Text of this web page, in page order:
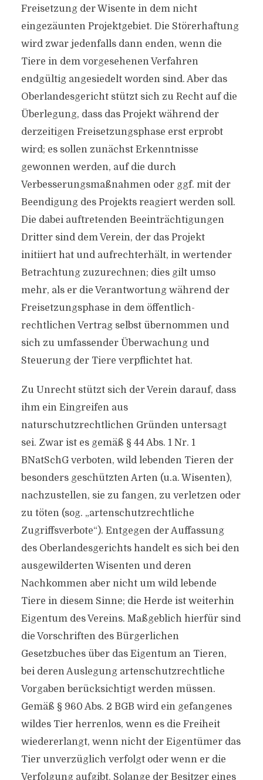
Freisetzung der Wisente in dem nicht
eingezäunten Projektgebiet. Die Störerhaftung
wird zwar jedenfalls dann enden, wenn die
Tiere in dem vorgesehenen Verfahren
endgültig angesiedelt worden sind. Aber das
Oberlandesgericht stützt sich zu Recht auf die
Überlegung, dass das Projekt während der
derzeitigen Freisetzungsphase erst erprobt
wird; es sollen zunächst Erkenntnisse
gewonnen werden, auf die durch
Verbesserungsmaßnahmen oder ggf. mit der
Beendigung des Projekts reagiert werden soll.
Die dabei auftretenden Beeinträchtigungen
Dritter sind dem Verein, der das Projekt
initiiert hat und aufrechterhält, in wertender
Betrachtung zuzurechnen; dies gilt umso
mehr, als er die Verantwortung während der
Freisetzungsphase in dem öffentlich-
rechtlichen Vertrag selbst übernommen und
sich zu umfassender Überwachung und
Steuerung der Tiere verpflichtet hat.
Zu Unrecht stützt sich der Verein darauf, dass
ihm ein Eingreifen aus
naturschutzrechtlichen Gründen untersagt
sei. Zwar ist es gemäß § 44 Abs. 1 Nr. 1
BNatSchG verboten, wild lebenden Tieren der
besonders geschützten Arten (u.a. Wisenten),
nachzustellen, sie zu fangen, zu verletzen oder
zu töten (sog. „artenschutzrechtliche
Zugriffsverbote“). Entgegen der Auffassung
des Oberlandesgerichts handelt es sich bei den
ausgewilderten Wisenten und deren
Nachkommen aber nicht um wild lebende
Tiere in diesem Sinne; die Herde ist weiterhin
Eigentum des Vereins. Maßgeblich hierfür sind
die Vorschriften des Bürgerlichen
Gesetzbuches über das Eigentum an Tieren,
bei deren Auslegung artenschutzrechtliche
Vorgaben berücksichtigt werden müssen.
Gemäß § 960 Abs. 2 BGB wird ein gefangenes
wildes Tier herrenlos, wenn es die Freiheit
wiedererlangt, wenn nicht der Eigentümer das
Tier unverzüglich verfolgt oder wenn er die
Verfolgung aufgibt. Solange der Besitzer eines